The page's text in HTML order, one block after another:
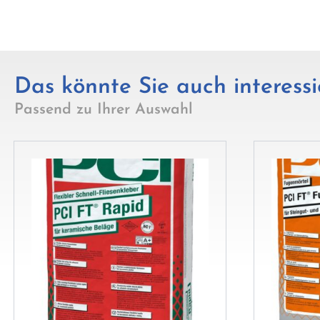
Das könnte Sie auch